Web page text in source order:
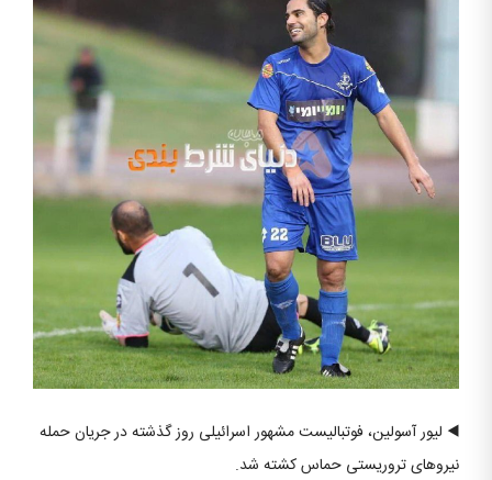
◀️ لیور آسولین، فوتبالیست مشهور اسرائیلی روز گذشته در جریان حمله
نیروهای تروریستی حماس کشته شد.